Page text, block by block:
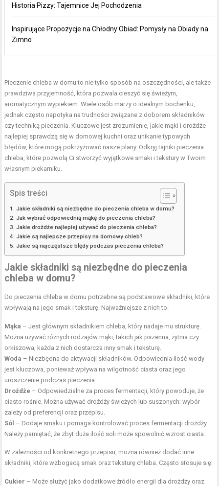
Historia Pizzy: Tajemnice Jej Pochodzenia
Inspirujące Propozycje na Chłodny Obiad: Pomysły na Obiady na
Zimno
Pieczenie chleba w domu to nie tylko sposób na oszczędności, ale także
prawdziwa przyjemność, która pozwala cieszyć się świeżym,
aromatycznym wypiekiem. Wiele osób marzy o idealnym bochenku,
jednak często napotyka na trudności związane z doborem składników
czy techniką pieczenia. Kluczowe jest zrozumienie, jakie mąki i drożdże
najlepiej sprawdzą się w domowej kuchni oraz unikanie typowych
błędów, które mogą pokrzyżować nasze plany. Odkryj tajniki pieczenia
chleba, które pozwolą Ci stworzyć wyjątkowe smaki i tekstury w Twoim
własnym piekarniku.
Spis treści
Jakie składniki są niezbędne do pieczenia chleba w domu?
Jak wybrać odpowiednią mąkę do pieczenia chleba?
Jakie drożdże najlepiej używać do pieczenia chleba?
Jakie są najlepsze przepisy na domowy chleb?
Jakie są najczęstsze błędy podczas pieczenia chleba?
Jakie składniki są niezbędne do pieczenia
chleba w domu?
Do pieczenia chleba w domu potrzebne są podstawowe składniki, które
wpływają na jego smak i teksturę. Najważniejsze z nich to:
Mąka – Jest głównym składnikiem chleba, który nadaje mu strukturę.
Można używać różnych rodzajów mąki, takich jak pszenna, żytnia czy
orkiszowa, każda z nich dostarcza inny smak i teksturę.
Woda – Niezbędna do aktywacji składników. Odpowiednia ilośćwody
jest kluczowa, ponieważ wpływa na wilgotność ciasta oraz jego
uroszczenie podczas pieczenia.
Drożdże – Odpowiedzialne za proces fermentacji, który powoduje, że
ciasto rośnie. Można używać drożdży świeżych lub suszonych; wybór
zależy od preferencji oraz przepisu.
Sól – Dodaje smaku i pomaga kontrolować proces fermentacji drożdży.
Należy pamiętać, że zbyt duża ilość soli może spowolnić wzrost ciasta.
W zależności od konkretnego przepisu, można również dodać inne
składniki, które wzbogacą smak oraz teksturę chleba. Często stosuje się:
Cukier – Może służyć jako dodatkowe źródło energii dla drożdży oraz